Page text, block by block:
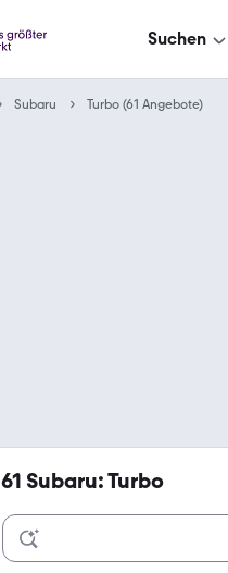
Suchen
Subaru Turbo (61 Angebote)
61 Subaru: Turbo